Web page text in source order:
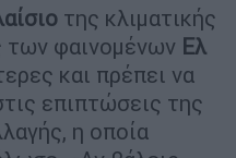
της κλιματικής
των φαινομένων Ελ
και πρέπει να
επιπτώσεις της
η οποία